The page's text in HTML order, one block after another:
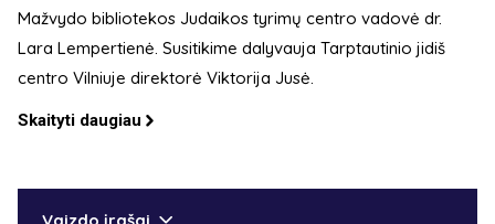
Mažvydo bibliotekos Judaikos tyrimų centro vadovė dr.
Lara Lempertienė. Susitikime dalyvauja Tarptautinio jidiš
centro Vilniuje direktorė Viktorija Jusė.
Skaityti daugiau
Vaizdo įrašai